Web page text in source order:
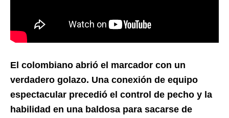
El colombiano abrió el marcador con un
verdadero golazo. Una conexión de equipo
espectacular precedió el control de pecho y la
habilidad en una baldosa para sacarse de